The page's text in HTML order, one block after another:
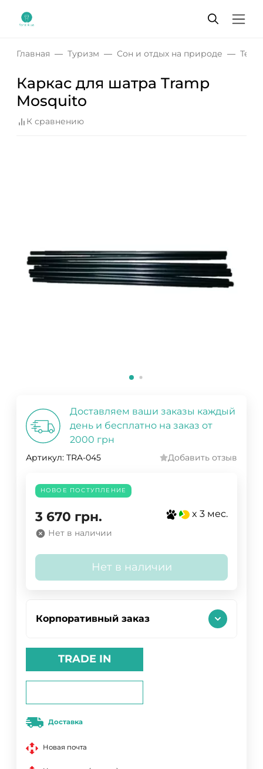
Главная Туризм Сон и отдых на природе
Каркас для шатра Tramp
Mosquito
К сравнению
Доставляем ваши заказы каждый
день и бесплатно на заказ от
2000 грн
Артикул: TRA-045 Добавить отзыв
НОВОЕ ПОСТУПЛЕНИЕ
3 670 грн. x 3 мес.
Нет в наличии
Нет в наличии
Корпоративный заказ
TRADE IN
Доставка
Новая почта